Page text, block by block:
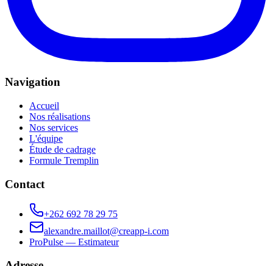
Navigation
Accueil
Nos réalisations
Nos services
L'équipe
Étude de cadrage
Formule Tremplin
Contact
+262 692 78 29 75
alexandre.maillot@creapp-i.com
ProPulse — Estimateur